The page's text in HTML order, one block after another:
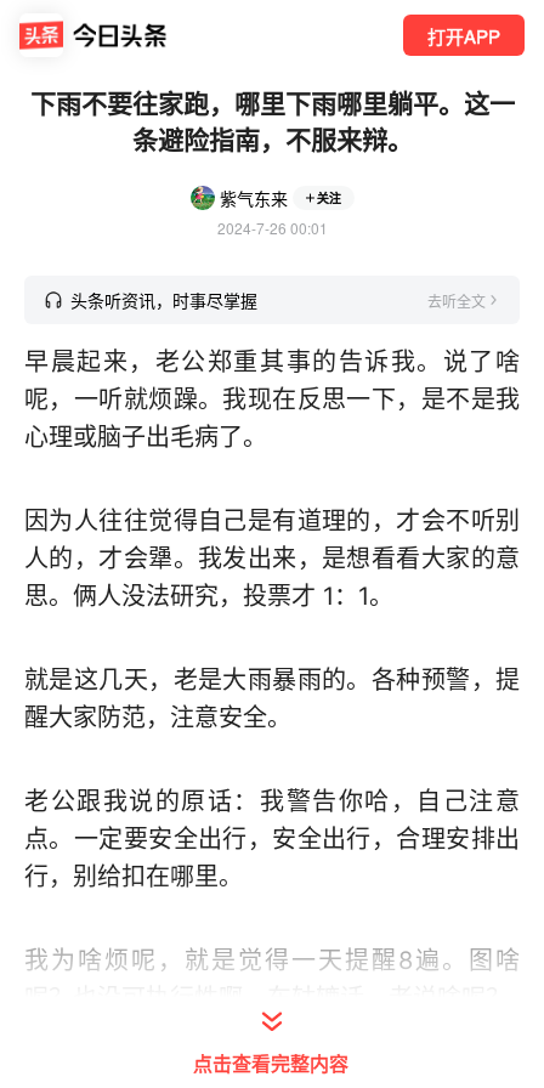
打开APP
下雨不要往家跑，哪里下雨哪里躺平。这一
条避险指南，不服来辩。
紫气东来 关注
2024-7-26 00:01
头条听资讯，时事尽掌握 去听全文
早晨起来，老公郑重其事的告诉我。说了啥
呢，一听就烦躁。我现在反思一下，是不是我
心理或脑子出毛病了。
因为人往往觉得自己是有道理的，才会不听别
人的，才会犟。我发出来，是想看看大家的意
思。俩人没法研究，投票才 1：1。
就是这几天，老是大雨暴雨的。各种预警，提
醒大家防范，注意安全。
老公跟我说的原话：我警告你哈，自己注意
点。一定要安全出行，安全出行，合理安排出
行，别给扣在哪里。
我为啥烦呢，就是觉得一天提醒8遍。图啥
一听这个我脑袋就轰的一声，感觉不好玩，不
点击查看完整内容